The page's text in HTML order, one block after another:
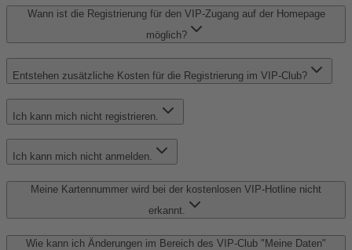
Wann ist die Registrierung für den VIP-Zugang auf der Homepage
möglich?
Entstehen zusätzliche Kosten für die Registrierung im VIP-Club?
Ich kann mich nicht registrieren.
Ich kann mich nicht anmelden.
Meine Kartennummer wird bei der kostenlosen VIP-Hotline nicht
erkannt.
Wie kann ich Änderungen im Bereich des VIP-Club "Meine Daten"